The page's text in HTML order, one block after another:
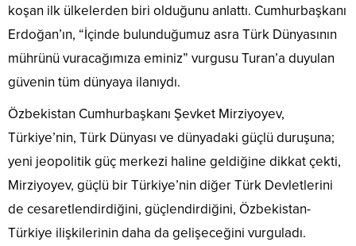
koşan ilk ülkelerden biri olduğunu anlattı. Cumhurbaşkanı
Erdoğan’ın, “İçinde bulunduğumuz asra Türk Dünyasının
mührünü vuracağımıza eminiz” vurgusu Turan’a duyulan
güvenin tüm dünyaya ilanıydı.
Özbekistan Cumhurbaşkanı Şevket Mirziyoyev,
Türkiye’nin, Türk Dünyası ve dünyadaki güçlü duruşuna;
yeni jeopolitik güç merkezi haline geldiğine dikkat çekti,
Mirziyoyev, güçlü bir Türkiye’nin diğer Türk Devletlerini
de cesaretlendirdiğini, güçlendirdiğini, Özbekistan-
Türkiye ilişkilerinin daha da gelişeceğini vurguladı.